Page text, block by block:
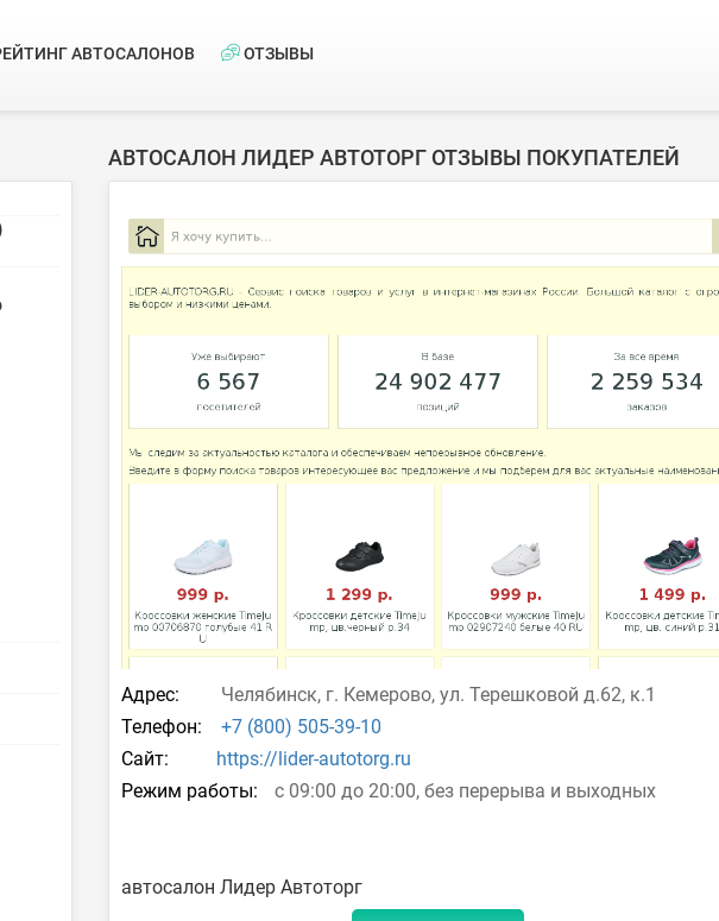
АВТОСАЛОНОВ ОТЗЫВЫ
АВТОСАЛОН ЛИДЕР АВТОТОРГ ОТЗЫВЫ ПОКУПАТЕЛЕЙ
Адрес:
Челябинск, г. Кемерово, ул. Терешковой д.62, к.1
Телефон:
+7 (800) 505-39-10
Сайт:
https://lider-autotorg.ru
Режим работы:
с 09:00 до 20:00, без перерыва и выходных
автосалон Лидер Автоторг